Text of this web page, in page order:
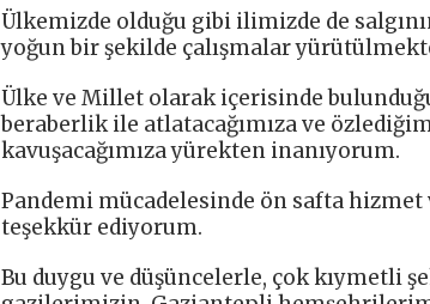
Ülkemizde olduğu gibi ilimizde de
yoğun bir şekilde çalışmalar
Ülke ve Millet olarak içerisinde
beraberlik ile atlatacağımıza ve
kavuşacağımıza yürekten inanıyorum.
Pandemi mücadelesinde ön safta hizmet
teşekkür ediyorum.
Bu duygu ve düşüncelerle, çok kıymetli